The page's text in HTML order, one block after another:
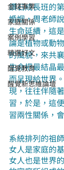
金錢事業
家庭關係
案例學習
精選好文
醒覺教育
醒覺新思維論壇
鑽石成長班的
婚姻，周老師
生命延續，這
論是植物或動
的風貌，來共
生命把最結晶
而呈現給世界
現，往往伴隨
習，於是，這
習兩性關係，
系統排列的祖
女人是家庭的
女人也是世界